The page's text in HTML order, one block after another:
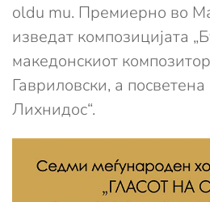
oldu mu. Премиерно во
изведат композицијата
македонскиот
Гавриловски, а
Лихнидос“.